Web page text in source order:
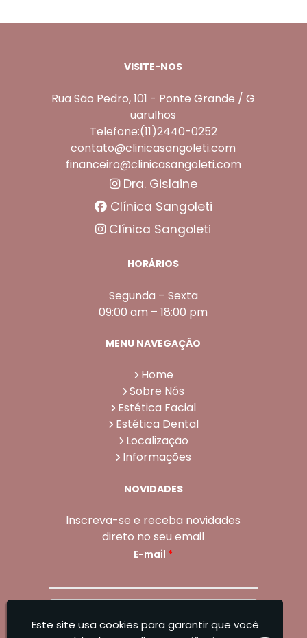
VISITE-NOS
Rua São Pedro, 101 - Ponte Grande / G
uarulhos
Telefone:(11)2440-0252
contato@clinicasangoleti.com
financeiro@clinicasangoleti.com
Dra. Gislaine
Clínica Sangoleti
Clínica Sangoleti
HORÁRIOS
Segunda – Sexta
09:00 am – 18:00 pm
MENU NAVEGAÇÃO
Home
Sobre Nós
Estética Facial
Estética Dental
Localização
Informações
NOVIDADES
Inscreva-se e receba novidades
direto no seu email
E-mail *
Este site usa cookies para garantir que você